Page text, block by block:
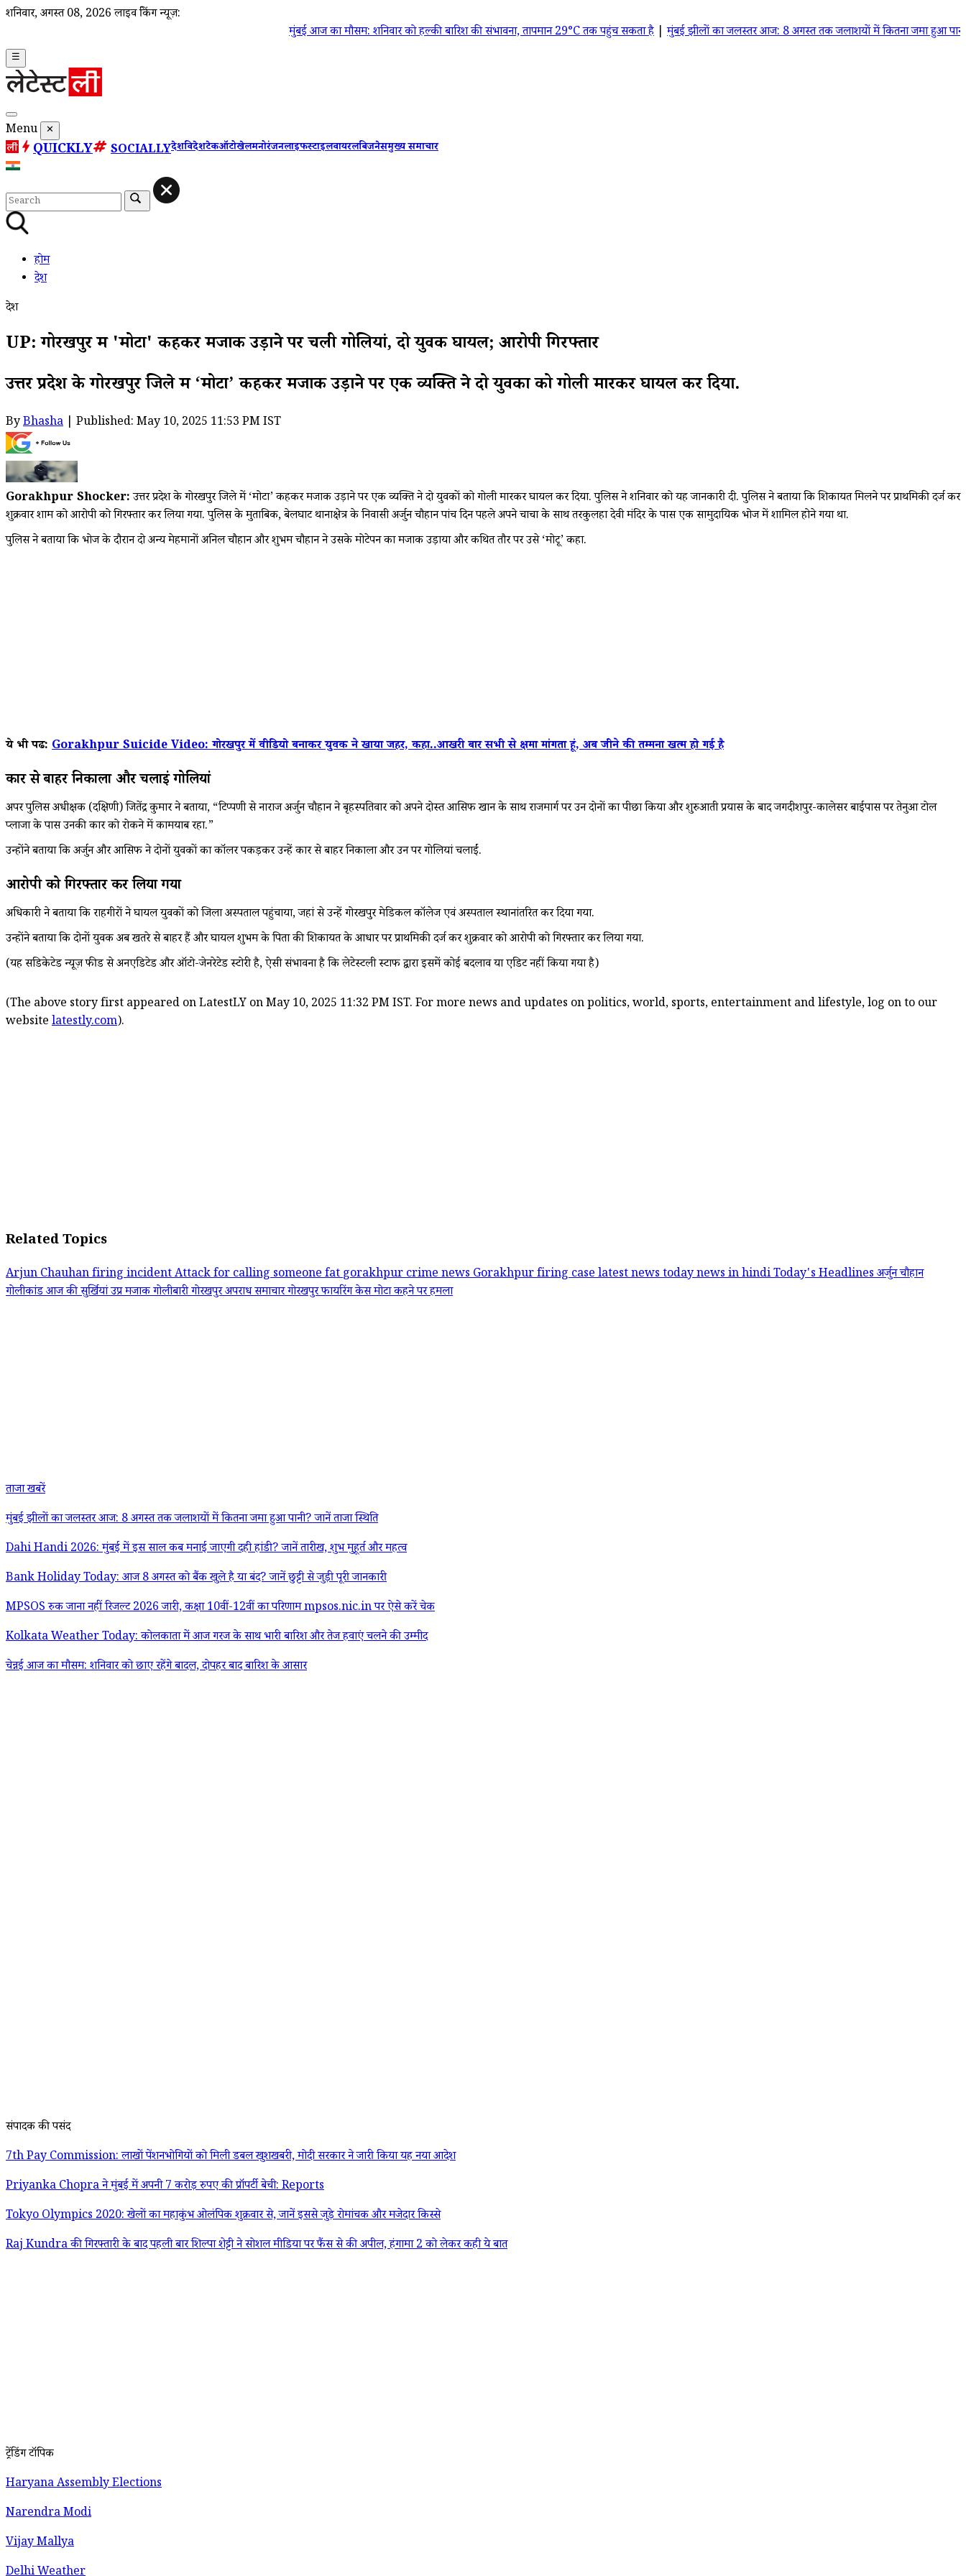
शनिवार, अगस्त 08, 2026 लाइव ब्रेकिंग न्यूज़:
मुंबई आज का मौसम: शनिवार को हल्की बारिश की संभावना, तापमान 29°C तक पहुंच सकता है|मुंबई झीलों का जलस्तर आज: 8 अगस्त तक जलाशयों में कितना जमा हुआ पानी? जानें
☰
Menu ✕
QUICKLY SOCIALLYदेशविदेशटेकऑटोखेलमनोरंजनलाइफस्टाइलवायरलबिजनेसमुख्य समाचार
होम
देश
देश
UP: गोरखपुर में 'मोटा' कहकर मजाक उड़ाने पर चली गोलियां, दो युवक घायल; आरोपी गिरफ्तार
उत्तर प्रदेश के गोरखपुर जिले में ‘मोटा’ कहकर मजाक उड़ाने पर एक व्यक्ति ने दो युवकों को गोली मारकर घायल कर दिया.
ByBhasha | Published: May 10, 2025 11:53 PM IST
Gorakhpur Shocker:उत्तर प्रदेश के गोरखपुर जिले में ‘मोटा’ कहकर मजाक उड़ाने पर एक व्यक्ति ने दो युवकों को गोली मारकर घायल कर दिया. पुलिस ने शनिवार को यह जानकारी दी. पुलिस ने बताया कि शिकायत मिलने पर प्राथमिकी दर्ज कर
शुक्रवार शाम को आरोपी को गिरफ्तार कर लिया गया. पुलिस के मुताबिक, बेलघाट थानाक्षेत्र के निवासी अर्जुन चौहान पांच दिन पहले अपने चाचा के साथ तरकुलहा देवी मंदिर के पास एक सामुदायिक भोज में शामिल होने गया था.
पुलिस ने बताया कि भोज के दौरान दो अन्य मेहमानों अनिल चौहान और शुभम चौहान ने उसके मोटेपन का मजाक उड़ाया और कथित तौर पर उसे ‘मोटू’ कहा.
ये भी पढें: Gorakhpur Suicide Video: गोरखपुर में वीडियो बनाकर युवक ने खाया जहर, कहा..आखरी बार सभी से क्षमा मांगता हूं, अब जीने की तम्मना खत्म हो गई है
कार से बाहर निकाला और चलाईं गोलियां
अपर पुलिस अधीक्षक (दक्षिणी) जितेंद्र कुमार ने बताया, “टिप्पणी से नाराज अर्जुन चौहान ने बृहस्पतिवार को अपने दोस्त आसिफ खान के साथ राजमार्ग पर उन दोनों का पीछा किया और शुरुआती प्रयास के बाद जगदीशपुर-कालेसर बाईपास पर तेनुआ टोल
प्लाजा के पास उनकी कार को रोकने में कामयाब रहा.”
उन्होंने बताया कि अर्जुन और आसिफ ने दोनों युवकों का कॉलर पकड़कर उन्हें कार से बाहर निकाला और उन पर गोलियां चलाईं.
आरोपी को गिरफ्तार कर लिया गया
अधिकारी ने बताया कि राहगीरों ने घायल युवकों को जिला अस्पताल पहुंचाया, जहां से उन्हें गोरखपुर मेडिकल कॉलेज एवं अस्पताल स्थानांतरित कर दिया गया.
उन्होंने बताया कि दोनों युवक अब खतरे से बाहर हैं और घायल शुभम के पिता की शिकायत के आधार पर प्राथमिकी दर्ज कर शुक्रवार को आरोपी को गिरफ्तार कर लिया गया.
(यह सिंडिकेटेड न्यूज़ फीड से अनएडिटेड और ऑटो-जेनरेटेड स्टोरी है, ऐसी संभावना है कि लेटेस्टली स्टाफ द्वारा इसमें कोई बदलाव या एडिट नहीं किया गया है)
(The above story first appeared on LatestLY on May 10, 2025 11:32 PM IST. For more news and updates on politics, world, sports, entertainment and lifestyle, log on to our
website latestly.com).
Related Topics
Arjun Chauhan firing incidentAttack for calling someone fatgorakhpur crime newsGorakhpur firing caselatest news todaynews in hindiToday's Headlinesअर्जुन चौहान
गोलीकांडआज की सुर्खियांउप्र मजाक गोलीबारीगोरखपुर अपराध समाचारगोरखपुर फायरिंग केसमोटा कहने पर हमला
ताजा खबरें
मुंबई झीलों का जलस्तर आज: 8 अगस्त तक जलाशयों में कितना जमा हुआ पानी? जानें ताजा स्थिति
Dahi Handi 2026: मुंबई में इस साल कब मनाई जाएगी दही हांडी? जानें तारीख, शुभ मुहूर्त और महत्व
Bank Holiday Today: आज 8 अगस्त को बैंक खुले है या बंद? जानें छुट्टी से जुड़ी पूरी जानकारी
MPSOS रुक जाना नहीं रिजल्ट 2026 जारी, कक्षा 10वीं-12वीं का परिणाम mpsos.nic.in पर ऐसे करें चेक
Kolkata Weather Today: कोलकाता में आज गरज के साथ भारी बारिश और तेज हवाएं चलने की उम्मीद
चेन्नई आज का मौसम: शनिवार को छाए रहेंगे बादल, दोपहर बाद बारिश के आसार
संपादक की पसंद
7th Pay Commission: लाखों पेंशनभोगियों को मिली डबल खुशखबरी, मोदी सरकार ने जारी किया यह नया आदेश
Priyanka Chopra ने मुंबई में अपनी 7 करोड़ रुपए की प्रॉपर्टी बेची: Reports
Tokyo Olympics 2020: खेलों का महाकुंभ ओलंपिक शुक्रवार से, जानें इससे जुड़े रोमांचक और मजेदार किस्से
Raj Kundra की गिरफ्तारी के बाद पहली बार शिल्पा शेट्टी ने सोशल मीडिया पर फैंस से की अपील, हंगामा 2 को लेकर कही ये बात
ट्रेंडिंग टॉपिक
Haryana Assembly Elections
Narendra Modi
Vijay Mallya